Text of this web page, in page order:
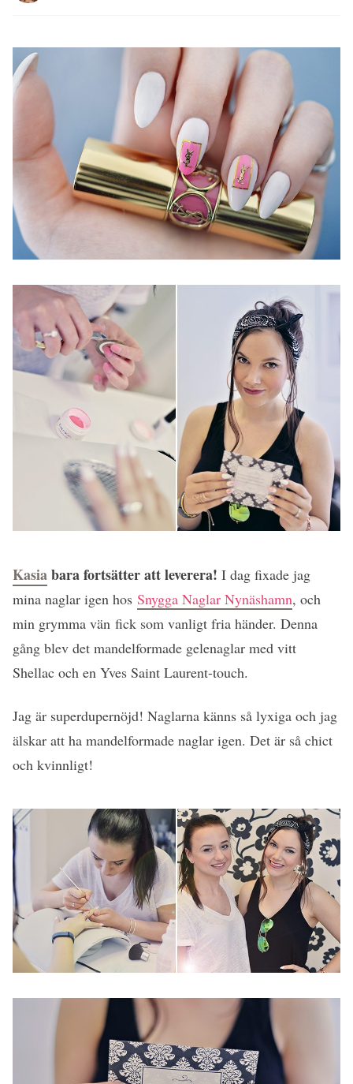
Kasiabara fortsätter att leverera! I dag fixade jag
mina naglar igen hos Snygga Naglar Nynäshamn, och
min grymma vän fick som vanligt fria händer. Denna
gång blev det mandelformade gelenaglar med vitt
Shellac och en Yves Saint Laurent-touch.
Jag är superdupernöjd! Naglarna känns så lyxiga och jag
älskar att ha mandelformade naglar igen. Det är så chict
och kvinnligt!